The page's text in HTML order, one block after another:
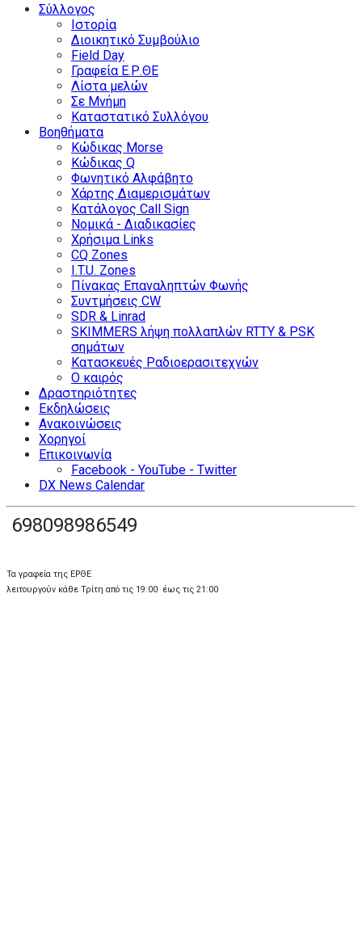
Σύλλογος
Ιστορία
Διοικητικό Συμβούλιο
Field Day
Γραφεία Ε.Ρ.ΘΕ
Λίστα μελών
Σε Μνήμη
Καταστατικό Συλλόγου
Βοηθήματα
Κώδικας Morse
Κώδικας Q
Φωνητικό Αλφάβητο
Χάρτης Διαμερισμάτων
Κατάλογος Call Sign
Νομικά - Διαδικασίες
Χρήσιμα Links
CQ Zones
I.T.U. Zones
Πίνακας Επαναληπτών Φωνής
Συντμήσεις CW
SDR & Linrad
SKIMMERS λήψη πολλαπλών RTTY & PSK
σημάτων
Κατασκευές Ραδιοερασιτεχνών
Ο καιρός
Δραστηριότητες
Εκδηλώσεις
Ανακοινώσεις
Χορηγοί
Επικοινωνία
Facebook - YouTube - Twitter
DX News Calendar
698098986549
Τα γραφεία της ΕΡΘΕ
λειτουργούν κάθε Τρίτη από τις 19:00 έως τις 21:00